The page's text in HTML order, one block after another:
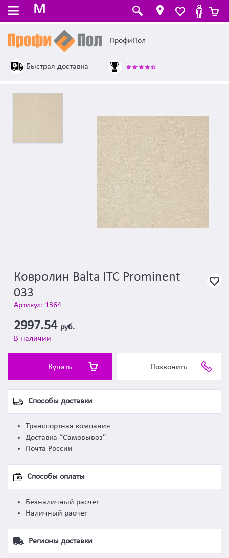
M
ПрофиПол
Быстрая доставка
Ковролин Balta ITC Prominent
033
Артикул: 1364
2997.54 руб.
В наличии
Купить Позвонить
Способы доставки
Транспортная компания
Доставка “Самовывоз”
Почта России
Способы оплаты
Безналичный расчет
Наличный расчет
Регионы доставки